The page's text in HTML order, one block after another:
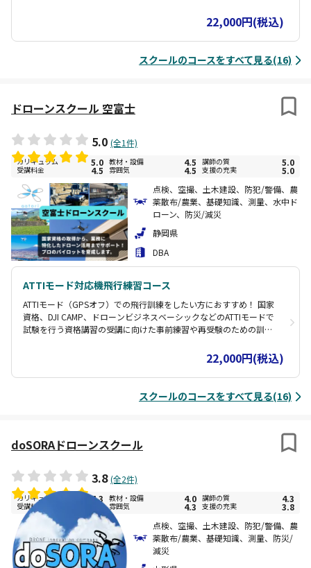
なのでATTIモード未経験者でも安心して練習していただけます。
（※国家資格の口述試験等、飛行に直接かかわらない範囲の指導・
講習は対応できかねます。）
22,000円(税込)
スクールのコースをすべて見る(16)
ドローンスクール 空富士
5.0 (全1件)
カリキュラム 5.0 教材・設備 4.5 講師の質 5.0
受講料金 4.5 雰囲気 4.5 支援の充実
5.0
点検、空撮、土木建設、防犯/警備、農
薬散布/農業、基礎知識、測量、水中ド
ローン、防災/減災
静岡県
DBA
ATTIモード対応機飛行練習コース
ATTIモード（GPSオフ）での飛行訓練をしたい方におすすめ！ 国家
資格、DJI CAMP、ドローンビジネスベーシックなどのATTIモードで
試験を行う資格講習の受講に向けた事前練習や再受験のための訓練
なのでATTIモード未経験者でも安心して練習していただけます。
（※国家資格の口述試験等、飛行に直接かかわらない範囲の指導・
講習は対応できかねます。）
22,000円(税込)
スクールのコースをすべて見る(16)
doSORAドローンスクール
3.8(全2件)
カリキュラム 4.3 教材・設備 4.0 講師の質 4.3
受講料金 3.8 雰囲気 4.3 支援の充実
3.8
点検、空撮、土木建設、防犯/警備、農
薬散布/農業、基礎知識、測量、防災/
減災